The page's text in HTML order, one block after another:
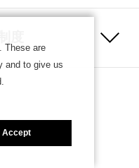
ン
These are
and to give us
Accept